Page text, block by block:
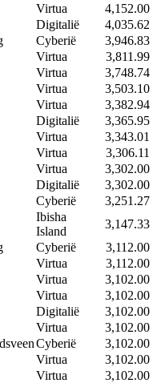
Virtua
4,152.00
Digitalië
4,035.62
Cyberië
3,946.83
Virtua
3,811.99
Virtua
3,748.74
Virtua
3,503.10
Virtua
3,382.94
Digitalië
3,365.95
Virtua
3,343.01
Virtua
3,306.11
Virtua
3,302.00
Digitalië
3,302.00
Cyberië
3,251.27
Ibisha
Island
3,147.33
Cyberië
3,112.00
Virtua
3,112.00
Virtua
3,102.00
Virtua
3,102.00
Digitalië
3,102.00
Virtua
3,102.00
Cyberië
3,102.00
Virtua
3,102.00
Virtua
3,102.00